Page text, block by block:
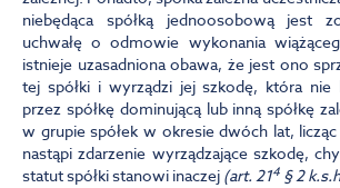
niebędąca spółką jednoosobową jest
uchwałę o odmowie wykonania
istnieje uzasadniona obawa, że jest ono
tej spółki i wyrządzi jej szkodę, która nie
przez spółkę dominującą lub inną spółkę
w grupie spółek w okresie dwóch lat,
nastąpi zdarzenie wyrządzające szkodę,
statut spółki stanowi inaczej (art. 214 § 2